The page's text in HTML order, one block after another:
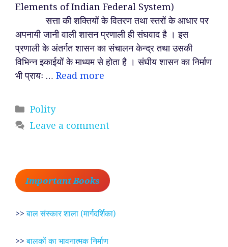
Elements of Indian Federal System)
सत्ता की शक्तियों के वितरण तथा स्तरों के आधार पर
अपनायी जानी वाली शासन प्रणाली ही संघवाद है । इस
प्रणाली के अंतर्गत शासन का संचालन केन्द्र तथा उसकी
विभिन्न इकाईयों के माध्यम से होता है । संघीय शासन का निर्माण
भी प्रायः … Read more
Categories
Polity
Leave a comment
Important Books
>>बाल संस्कार शाला (मार्गदर्शिका)
>>बालकों का भावनात्मक निर्माण